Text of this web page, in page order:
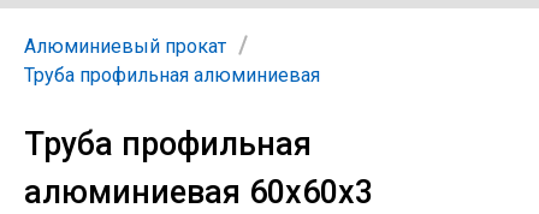
Арматура
Труба
Алюминиевый прокат
Труба профильная алюминиевая
Труба профильная
алюминиевая 60х60х3